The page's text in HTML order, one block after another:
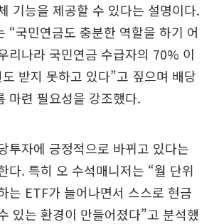
기능을 제공할 수 있다는 설명이다.
“국민연금도 충분한 역할을 하기 어
리나라 국민연금 수급자의 70% 이
받지 못하고 있다”고 짚으며 배당
마련 필요성을 강조했다.
투자에 긍정적으로 바뀌고 있다는
다. 특히 오 수석매니저는 “월 단위
는 ETF가 늘어나면서 스스로 현금
있는 환경이 만들어졌다”고 분석했